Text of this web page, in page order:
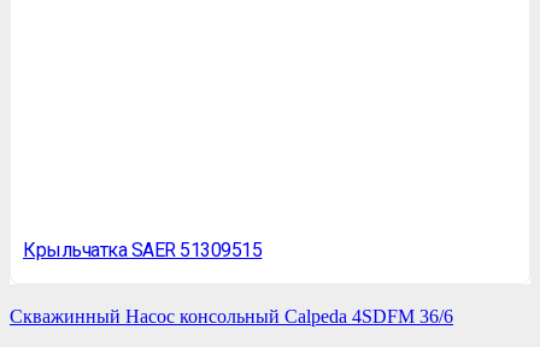
Крыльчатка SAER 51309515
Скважинный Насос консольный Calpeda 4SDFM 36/6